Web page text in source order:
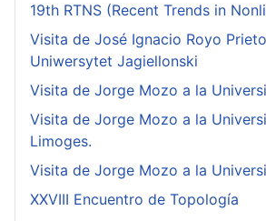
19th RTNS (Recent Trends in
Visita de José Ignacio Royo
Uniwersytet Jagiellonski
Visita de Jorge Mozo a la
Visita de Jorge Mozo a la
Limoges.
Visita de Jorge Mozo a la
XXVIII Encuentro de Topología